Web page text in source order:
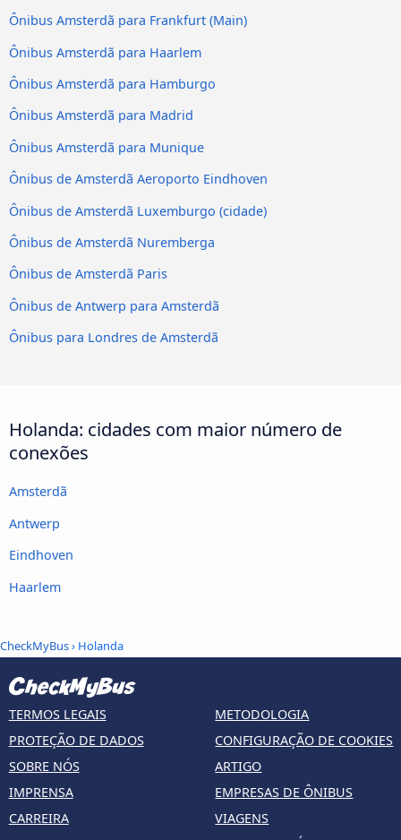
Ônibus Amsterdã para Frankfurt (Main)
Ônibus Amsterdã para Haarlem
Ônibus Amsterdã para Hamburgo
Ônibus Amsterdã para Madrid
Ônibus Amsterdã para Munique
Ônibus de Amsterdã Aeroporto Eindhoven
Ônibus de Amsterdã Luxemburgo (cidade)
Ônibus de Amsterdã Nuremberga
Ônibus de Amsterdã Paris
Ônibus de Antwerp para Amsterdã
Ônibus para Londres de Amsterdã
Holanda: cidades com maior número de
conexões
Amsterdã
Antwerp
Eindhoven
Haarlem
CheckMyBus› Holanda
TERMOS LEGAIS
PROTEÇÃO DE DADOS
SOBRE NÓS
IMPRENSA
CARREIRA
METODOLOGIA
CONFIGURAÇÃO DE COOKIES
ARTIGO
EMPRESAS DE ÔNIBUS
VIAGENS